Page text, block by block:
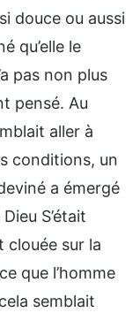
douce ou aussi
qu’elle le
pas non plus
pensé. Au
aller à
conditions, un
a émergé
S’était
clouée sur la
que l’homme
semblait